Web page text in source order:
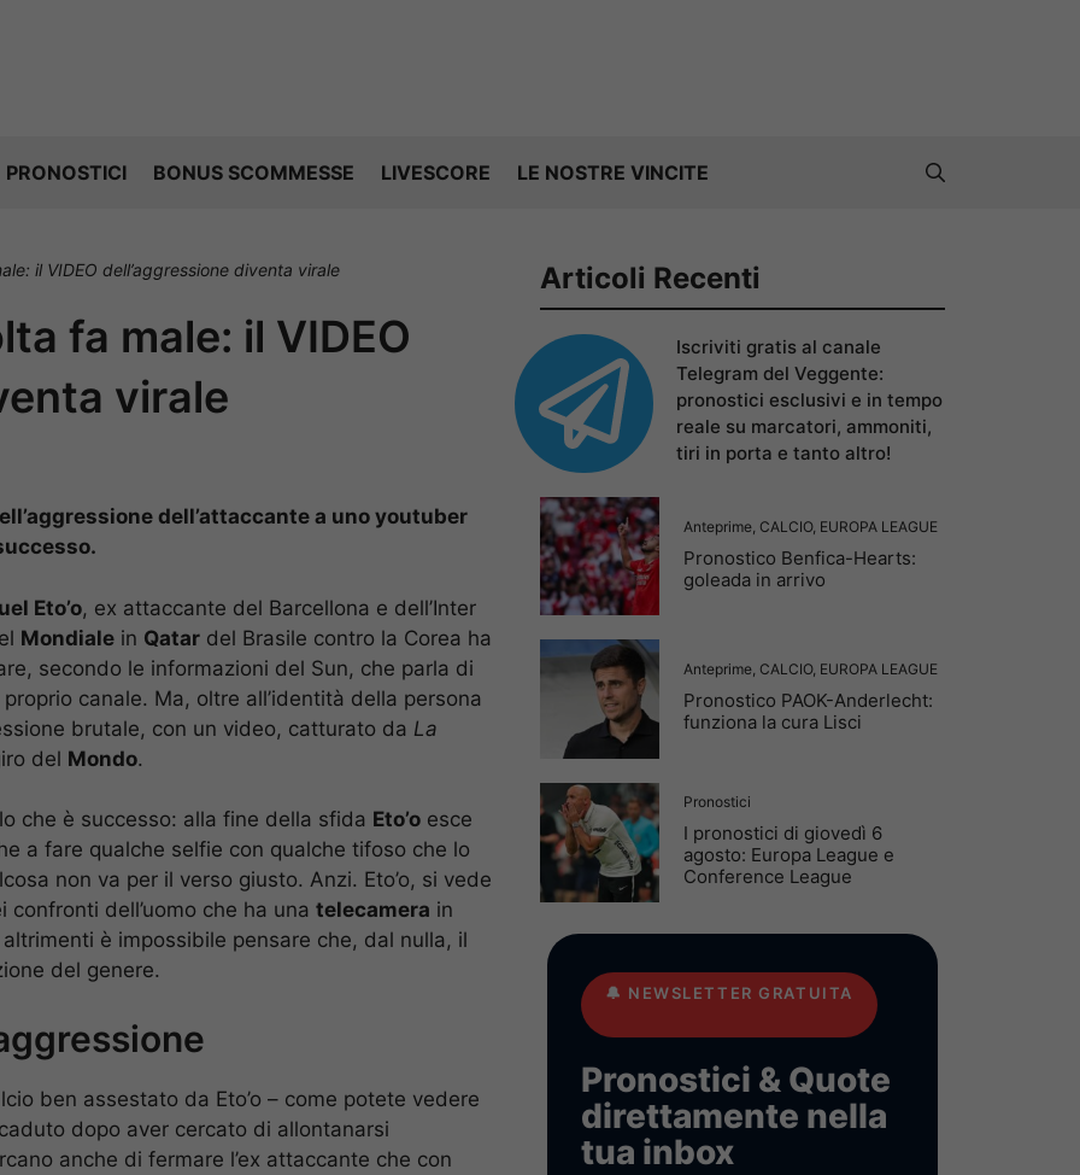
PRONOSTICI BONUS SCOMMESSE LIVESCORE LE NOSTRE VINCITE
il VIDEO dell’aggressione diventa virale
fa male: il VIDEO
virale
dell’attaccante a uno youtuber
Eto’o, ex attaccante del Barcellona e dell’Inter
Mondiale in Qatar del Brasile contro la Corea ha
secondo le informazioni del Sun, che parla di
canale. Ma, oltre all’identità della persona
brutale, con un video, catturato da La
del Mondo.
che è successo: alla fine della sfida Eto’o esce
a fare qualche selfie con qualche tifoso che lo
non va per il verso giusto. Anzi. Eto’o, si vede
dell’uomo che ha una telecamera in
è impossibile pensare che, dal nulla, il
del genere.
ben assestato da Eto’o – come potete vedere
dopo aver cercato di allontanarsi
anche di fermare l’ex attaccante che con
Articoli Recenti
Iscriviti gratis al canale
Telegram del Veggente:
pronostici esclusivi e in tempo
reale su marcatori, ammoniti,
tiri in porta e tanto altro!
Anteprime, CALCIO, EUROPA LEAGUE
Pronostico Benfica-Hearts:
goleada in arrivo
Anteprime, CALCIO, EUROPA LEAGUE
Pronostico PAOK-Anderlecht:
funziona la cura Lisci
Pronostici
I pronostici di giovedì 6
agosto: Europa League e
Conference League
🔔 NEWSLETTER GRATUITA
Pronostici & Quote
direttamente nella
tua inbox